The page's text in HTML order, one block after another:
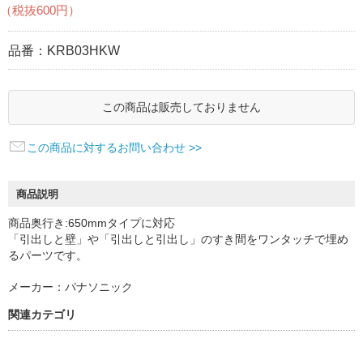
（税抜600円）
品番： KRB03HKW
この商品は販売しておりません
この商品に対するお問い合わせ >>
商品説明
商品奥行き:650mmタイプに対応
「引出しと壁」や「引出しと引出し」のすき間をワンタッチで埋め
るパーツです。
メーカー：パナソニック
関連カテゴリ